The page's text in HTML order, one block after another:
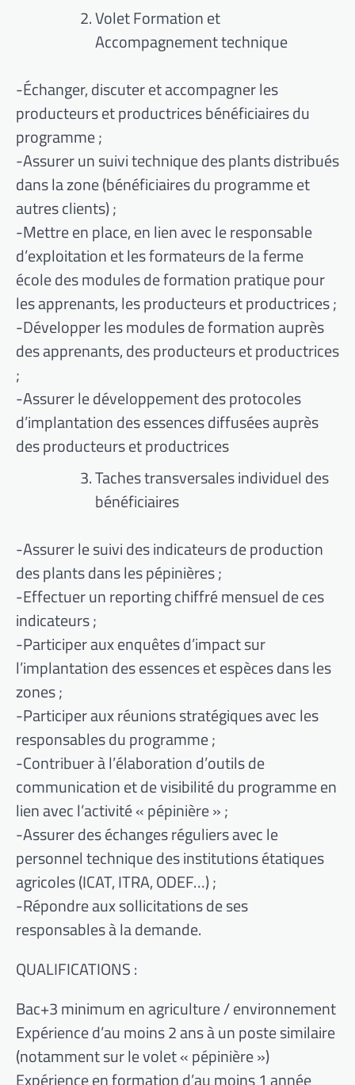
Volet Formation et
Accompagnement technique
-Échanger, discuter et accompagner les
producteurs et productrices bénéficiaires du
programme ;
-Assurer un suivi technique des plants distribués
dans la zone (bénéficiaires du programme et
autres clients) ;
-Mettre en place, en lien avec le responsable
d’exploitation et les formateurs de la ferme
école des modules de formation pratique pour
les apprenants, les producteurs et productrices ;
-Développer les modules de formation auprès
des apprenants, des producteurs et productrices
;
-Assurer le développement des protocoles
d’implantation des essences diffusées auprès
des producteurs et productrices
Taches transversales individuel des
bénéficiaires
-Assurer le suivi des indicateurs de production
des plants dans les pépinières ;
-Effectuer un reporting chiffré mensuel de ces
indicateurs ;
-Participer aux enquêtes d’impact sur
l’implantation des essences et espèces dans les
zones ;
-Participer aux réunions stratégiques avec les
responsables du programme ;
-Contribuer à l’élaboration d’outils de
communication et de visibilité du programme en
lien avec l’activité « pépinière » ;
-Assurer des échanges réguliers avec le
personnel technique des institutions étatiques
agricoles (ICAT, ITRA, ODEF…) ;
-Répondre aux sollicitations de ses
responsables à la demande.
QUALIFICATIONS :
Bac+3 minimum en agriculture / environnement
Expérience d’au moins 2 ans à un poste similaire
(notamment sur le volet « pépinière »)